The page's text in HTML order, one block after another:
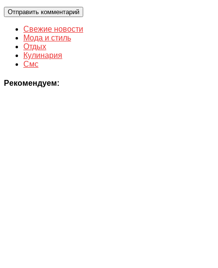
Свежие новости
Мода и стиль
Отдых
Кулинария
Смс
Рекомендуем: